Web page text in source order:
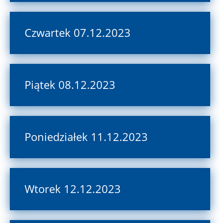
Czwartek 07.12.2023
Piątek 08.12.2023
Poniedziałek 11.12.2023
Wtorek 12.12.2023